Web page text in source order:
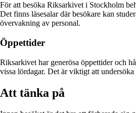
För att besöka Riksarkivet i Stockholm
Det finns läsesalar där besökare kan
övervakning av personal.
Öppettider
Riksarkivet har generösa öppettider och
vissa lördagar. Det är viktigt att
Att tänka på